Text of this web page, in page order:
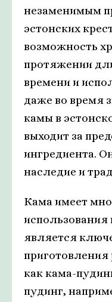
незаменимым
эстонских
возможность
протяжении
времени и
даже во время
камы в
выходит за
ингредиента.
наследие и
Кама имеет
использования
является
как кама-
пудинг,